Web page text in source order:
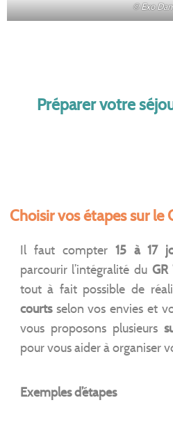
© Exo
Préparer votre
Choisir vos étapes sur le
Il faut compter 15 à 17
parcourir l’intégralité du GR
tout à fait possible de
courtsselon vos envies et
vous proposons plusieurs
pour vous aider à organiser
Exemples d’étapes